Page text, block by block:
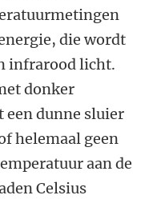
die wordt
infrarood licht.
donker
een dunne sluier
helemaal geen
aan de
Celsius